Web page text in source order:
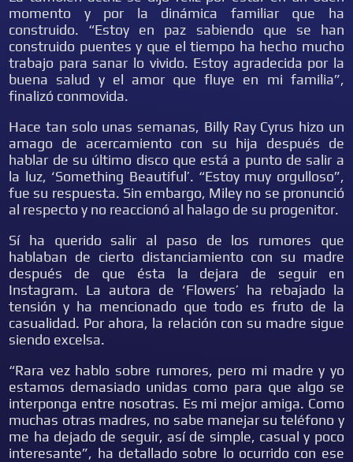
momento y por la dinámica familiar que ha
construido. “Estoy en paz sabiendo que se han
construido puentes y que el tiempo ha hecho mucho
trabajo para sanar lo vivido. Estoy agradecida por la
buena salud y el amor que fluye en mi familia”,
finalizó conmovida.
Hace tan solo unas semanas, Billy Ray Cyrus hizo un
amago de acercamiento con su hija después de
hablar de su último disco que está a punto de salir a
la luz, ‘Something Beautiful’. “Estoy muy orgulloso”,
fue su respuesta. Sin embargo, Miley no se pronunció
al respecto y no reaccionó al halago de su progenitor.
Sí ha querido salir al paso de los rumores que
hablaban de cierto distanciamiento con su madre
después de que ésta la dejara de seguir en
Instagram. La autora de ‘Flowers’ ha rebajado la
tensión y ha mencionado que todo es fruto de la
casualidad. Por ahora, la relación con su madre sigue
siendo excelsa.
“Rara vez hablo sobre rumores, pero mi madre y yo
estamos demasiado unidas como para que algo se
interponga entre nosotras. Es mi mejor amiga. Como
muchas otras madres, no sabe manejar su teléfono y
me ha dejado de seguir, así de simple, casual y poco
interesante”, ha detallado sobre lo ocurrido con ese